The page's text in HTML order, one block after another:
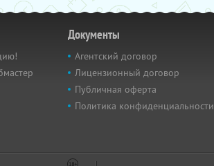
Документы
Агентский договор
Лицензионный договор
Публичная оферта
Политика конфиденциальности